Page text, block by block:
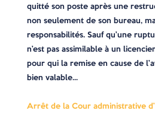
quitté son poste après une
non seulement de son bureau,
responsabilités. Sauf qu’une
n’est pas assimilable à un
pour qui la remise en cause de
bien valable…
Arrêt de la Cour administrative